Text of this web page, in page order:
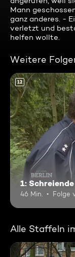
Mann
ganz anderes. -
verletzt und
helfen wollte.
Weitere
12
1:
46 Min. Folge
Alle Staffeln